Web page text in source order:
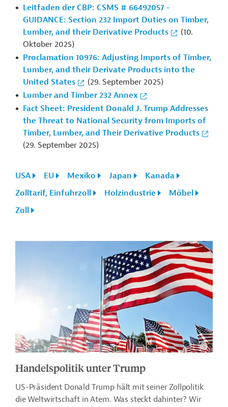
Leitfaden der CBP: CSMS # 66492057 -
GUIDANCE: Section 232 Import Duties on Timber,
Lumber, and their Derivative Products
(10.
Oktober 2025)
Proclamation 10976: Adjusting Imports of Timber,
Lumber, and their Derivate Products into the
United States
(29. September 2025)
Lumber and Timber 232 Annex
Fact Sheet: President Donald J. Trump Addresses
the Threat to National Security from Imports of
Timber, Lumber, and Their Derivative Products
(29. September 2025)
USA EU Mexiko Japan
Kanada
Zolltarif, Einfuhrzoll
Holzindustrie
Möbel
Zoll
Handelspolitik unter Trump
US-Präsident Donald Trump hält mit seiner Zollpolitik
die Weltwirtschaft in Atem. Was steckt dahinter? Wir